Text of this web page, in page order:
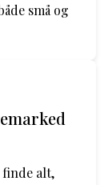
små og
alt,